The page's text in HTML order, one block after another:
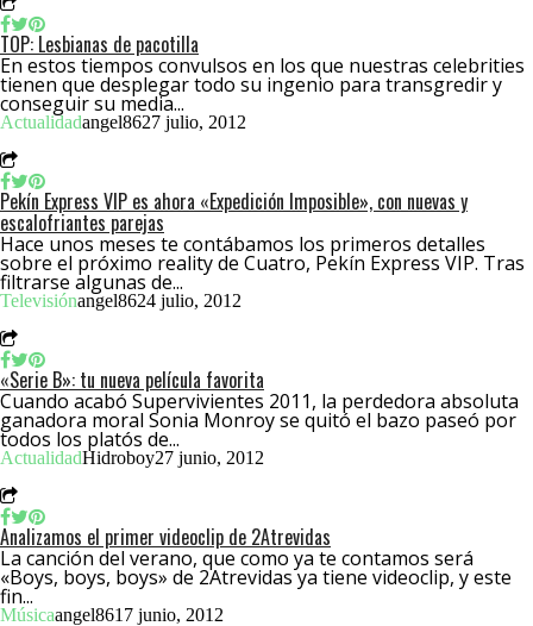
TOP: Lesbianas de pacotilla
En estos tiempos convulsos en los que nuestras celebrities
tienen que desplegar todo su ingenio para transgredir y
conseguir su media...
Actualidadangel8627 julio, 2012
Pekín Express VIP es ahora «Expedición Imposible», con nuevas y
escalofriantes parejas
Hace unos meses te contábamos los primeros detalles
sobre el próximo reality de Cuatro, Pekín Express VIP. Tras
filtrarse algunas de...
Televisiónangel8624 julio, 2012
«Serie B»: tu nueva película favorita
Cuando acabó Supervivientes 2011, la perdedora absoluta
ganadora moral Sonia Monroy se quitó el bazo paseó por
todos los platós de...
ActualidadHidroboy27 junio, 2012
Analizamos el primer videoclip de 2Atrevidas
La canción del verano, que como ya te contamos será
«Boys, boys, boys» de 2Atrevidas ya tiene videoclip, y este
fin...
Músicaangel8617 junio, 2012